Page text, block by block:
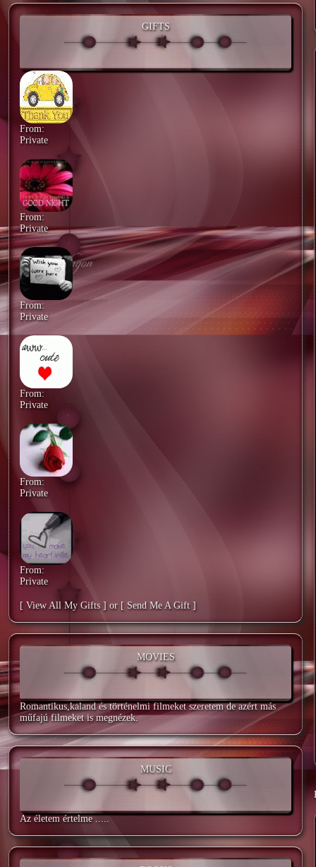
GIFTS
From:
Private
From:
Private
From:
Private
From:
Private
From:
Private
From:
Private
[ View All My Gifts ] or [ Send Me A Gift ]
MOVIES
Romantikus,kaland és történelmi filmeket szeretem de azért más
műfajú filmeket is megnézek.
MUSIC
Az életem értelme .....